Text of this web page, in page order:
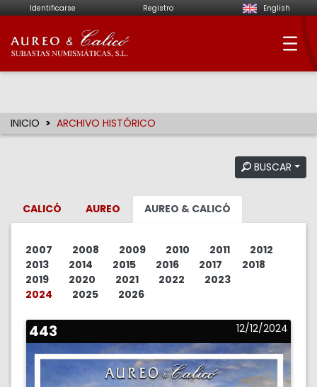
Identificarse Registro English
Aureo & Calicó -
INICIO ARCHIVO HISTÓRICO
BUSCAR
CALICÓ AUREO AUREO & CALICÓ
2007 2008 2009 2010 2011
2012
2013
2014 2015 2016 2017
2018
2019
2020 2021 2022
2023
2024
2025 2026
443 12/12/2024